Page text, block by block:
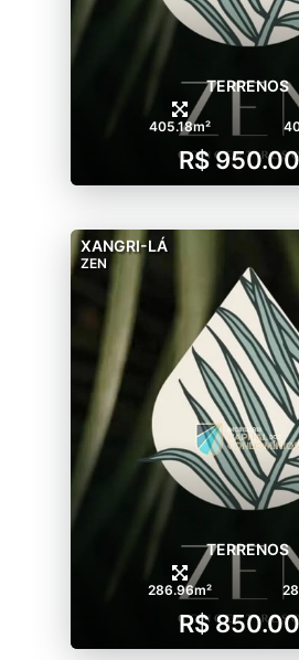
- Vestiários;
- Fitness equipado para
- 2 espaços gourmet
- Pool bar completo e
saibro;
- Quadra de tênis aberta
- Quadra de beach tênis (2);
- Quadra futebol 7;
- Quadra futebol 5;
- Assador Gourmet
- Kids Park com
pedagógicos.
**Condomínio ainda
apoio na beira da praia. Espaço privativo
para os proprietários
guarda-Sol, cadeiras e
Entre em contato para
TERRENOS
405.18m²
R$
XANGRI-LÁ
ZEN
TERRENOS
286.96m²
R$